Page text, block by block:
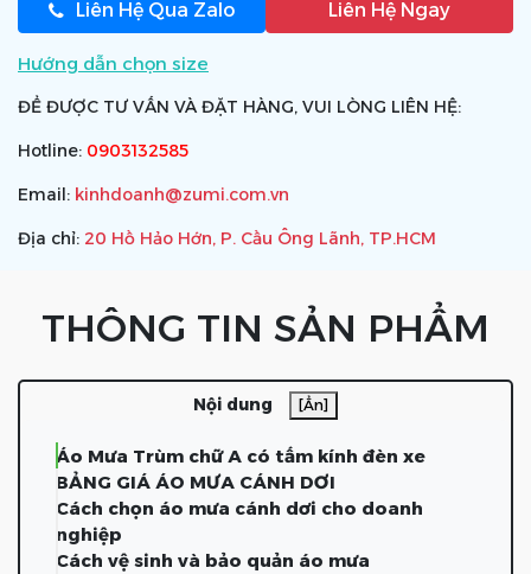
Liên Hệ Qua Zalo Liên Hệ Ngay
Hướng dẫn chọn size
ĐỂ ĐƯỢC TƯ VẤN VÀ ĐẶT HÀNG, VUI LÒNG LIÊN HỆ:
Hotline: 0903132585
Email: kinhdoanh@zumi.com.vn
Địa chỉ: 20 Hồ Hảo Hớn, P. Cầu Ông Lãnh, TP.HCM
THÔNG TIN SẢN PHẨM
Nội dung [Ẩn]
Áo Mưa Trùm chữ A có tấm kính đèn xe
BẢNG GIÁ ÁO MƯA CÁNH DƠI
Cách chọn áo mưa cánh dơi cho doanh
nghiệp
Cách vệ sinh và bảo quản áo mưa